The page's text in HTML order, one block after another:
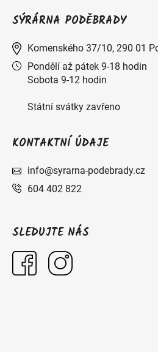
SÝRÁRNA PODĚBRADY
Komenského 37/10, 290 01
Pondělí až pátek 9-18 hodin
Sobota 9-12 hodin
Státní svátky zavřeno
KONTAKTNÍ ÚDAJE
info@syrarna-podebrady.cz
604 402 822
SLEDUJTE NÁS